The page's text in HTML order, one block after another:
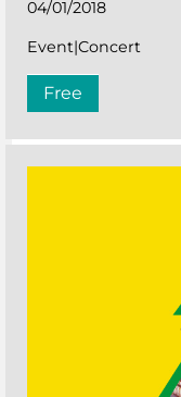
04/01/2018
Event|Concert
Free